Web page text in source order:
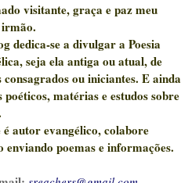
visitante, graça e paz meu
dedica-se a divulgar a Poesia
seja ela antiga ou atual, de
consagrados ou iniciantes. E ainda
poéticos, matérias e estudos sobre
é autor evangélico, colabore
enviando poemas e informações.